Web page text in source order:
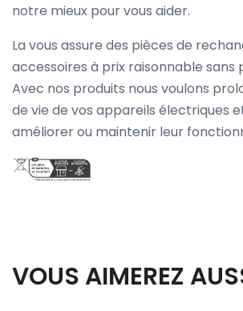
notre mieux pour vous aider.
La vous assure des pièces de
accessoires à prix raisonnable sans
Avec nos produits nous voulons
de vie de vos appareils électriques
améliorer ou maintenir leur
VOUS AIMEREZ